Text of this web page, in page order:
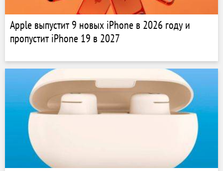
Apple выпустит 9 новых iPhone в 2026 году и
пропустит iPhone 19 в 2027